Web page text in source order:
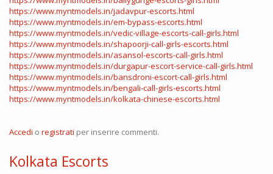
https://www.myntmodels.in/jadavpur-escorts.html
https://www.myntmodels.in/em-bypass-escorts.html
https://www.myntmodels.in/vedic-village-escorts-call-girls.html
https://www.myntmodels.in/shapoorji-call-girls-escorts.html
https://www.myntmodels.in/asansol-escorts-call-girls.html
https://www.myntmodels.in/durgapur-escort-service-call-girls.html
https://www.myntmodels.in/bansdroni-escort-call-girls.html
https://www.myntmodels.in/bengali-call-girls-escorts.html
https://www.myntmodels.in/kolkata-chinese-escorts.html
Accedi o registrati per inserire commenti.
Kolkata Escorts